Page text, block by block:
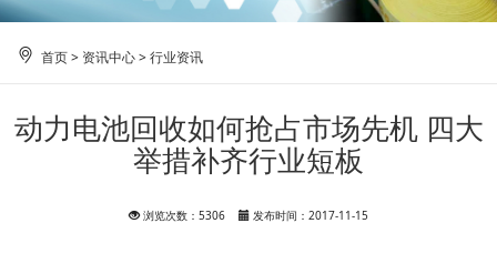
首页> 资讯中心>行业资讯
动力电池回收如何抢占市场先机 四大
举措补齐行业短板
浏览次数：5306 发布时间：2017-11-15